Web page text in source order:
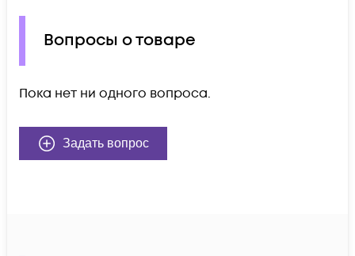
Вопросы о товаре
Пока нет ни одного вопроса.
Задать вопрос